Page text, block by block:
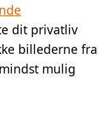
dit privatliv
billederne fra
mulig